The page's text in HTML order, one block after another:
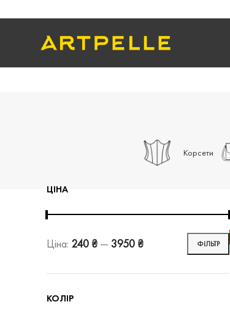
Корсети
ЦІНА
ФІЛЬТР
Ціна: 240 ₴ — 3950 ₴
КОЛІР